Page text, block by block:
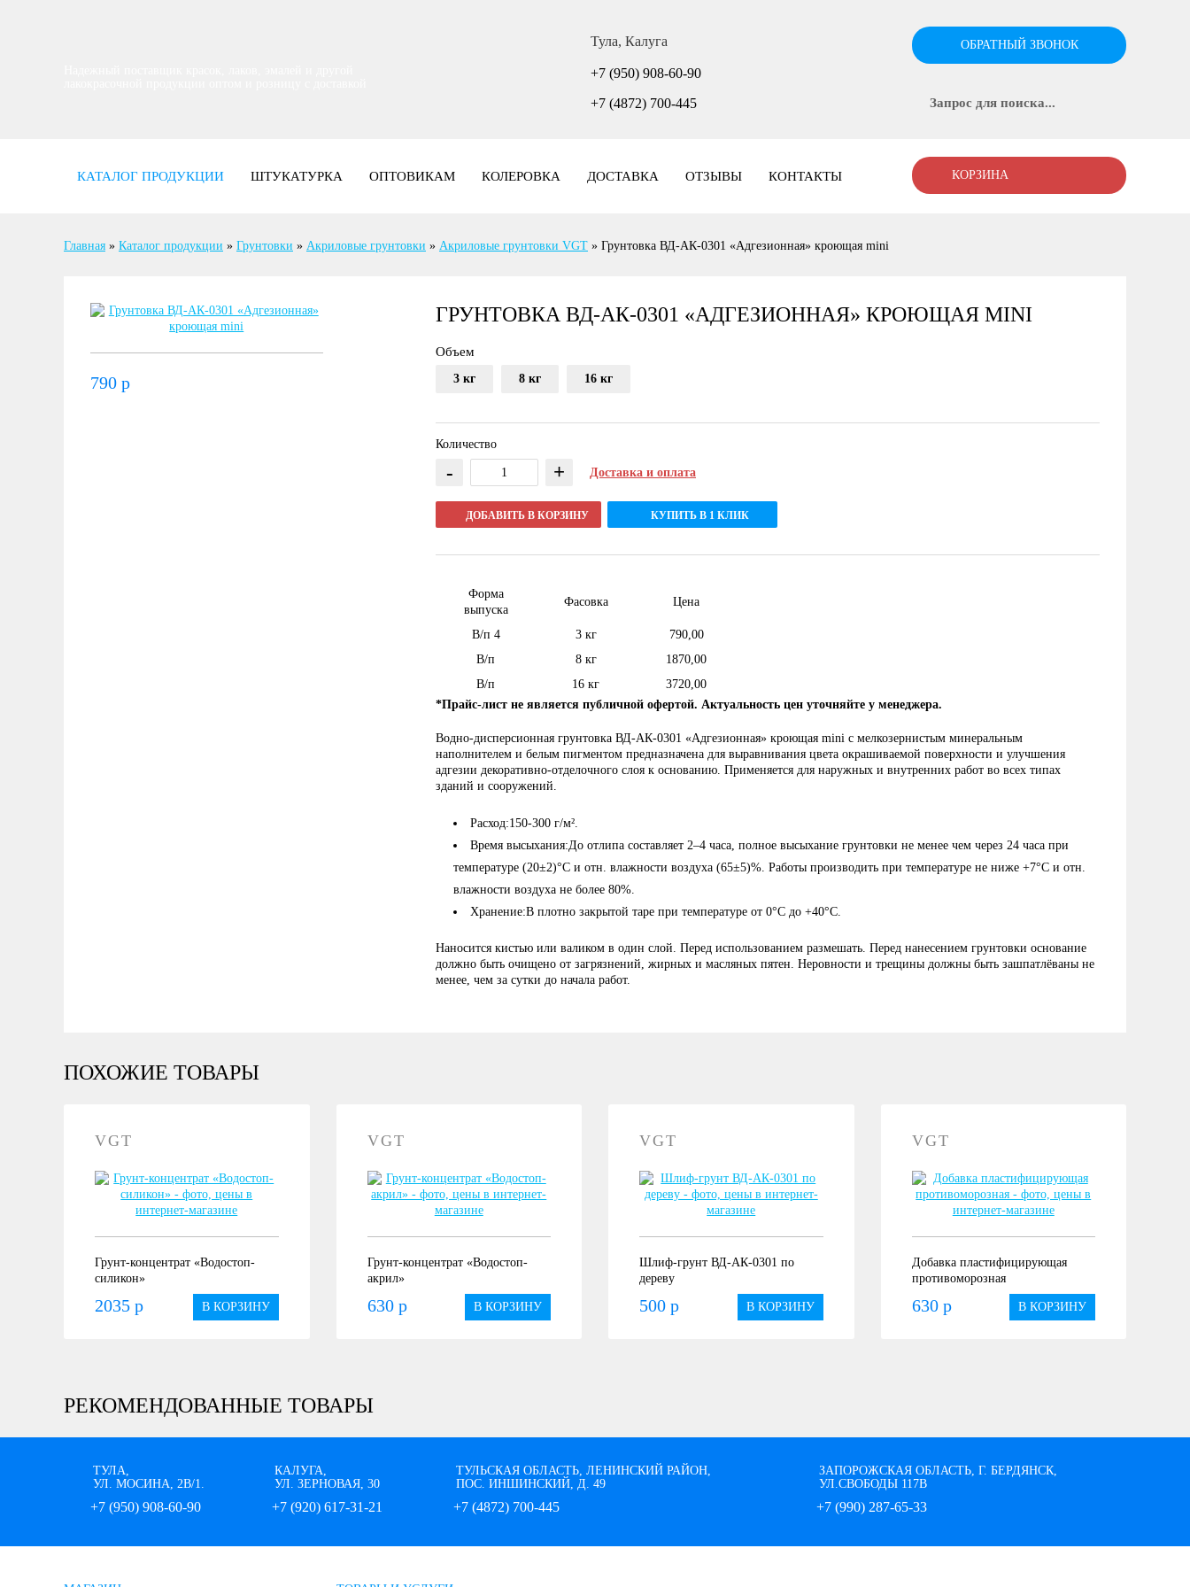
Тула, Калуга
+7 (950) 908-60-90
+7 (4872) 700-445
ОБРАТНЫЙ ЗВОНОК
КАТАЛОГ ПРОДУКЦИИ ШТУКАТУРКА ОПТОВИКАМ КОЛЕРОВКА ДОСТАВКА ОТЗЫВЫ КОНТАКТЫ КОРЗИНА
Главная » Каталог продукции » Грунтовки » Акриловые грунтовки » Акриловые грунтовки VGT » Грунтовка ВД-АК-0301 «Адгезионная» кроющая mini
790 р
ГРУНТОВКА ВД-АК-0301 «АДГЕЗИОННАЯ» КРОЮЩАЯ MINI
Объем
3 кг 8 кг 16 кг
Количество
- + Доставка и оплата
ДОБАВИТЬ В КОРЗИНУ КУПИТЬ В 1 КЛИК
Форма
выпуска
Фасовка Цена
В/п 4 3 кг
790,00
В/п
8 кг
1870,00
В/п
16 кг
3720,00
*Прайс-лист не является публичной офертой. Актуальность цен уточняйте у менеджера.
Водно-дисперсионная грунтовка ВД-АК-0301 «Адгезионная» кроющая mini с мелкозернистым минеральным
наполнителем и белым пигментом предназначена для выравнивания цвета окрашиваемой поверхности и улучшения
адгезии декоративно-отделочного слоя к основанию. Применяется для наружных и внутренних работ во всех типах
зданий и сооружений.
Расход:150-300 г/м².
Время высыхания:До отлипа составляет 2–4 часа, полное высыхание грунтовки не менее чем через 24 часа при
температуре (20±2)°С и отн. влажности воздуха (65±5)%. Работы производить при температуре не ниже +7°С и отн.
влажности воздуха не более 80%.
Хранение:В плотно закрытой таре при температуре от 0°С до +40°С.
Наносится кистью или валиком в один слой. Перед использованием размешать. Перед нанесением грунтовки основание
должно быть очищено от загрязнений, жирных и масляных пятен. Неровности и трещины должны быть зашпатлёваны не
менее, чем за сутки до начала работ.
ПОХОЖИЕ ТОВАРЫ
VGT
Грунт-концентрат «Водостоп-
силикон»
В КОРЗИНУ
2035 р
VGT
Грунт-концентрат «Водостоп-
акрил»
В КОРЗИНУ
630 р
VGT
Шлиф-грунт ВД-АК-0301 по
дереву
В КОРЗИНУ
500 р
VGT
Добавка пластифицирующая
противоморозная
В КОРЗИНУ
630 р
РЕКОМЕНДОВАННЫЕ ТОВАРЫ
ТУЛА,
УЛ. МОСИНА, 2В/1.
+7 (950) 908-60-90
КАЛУГА,
УЛ. ЗЕРНОВАЯ, 30
+7 (920) 617-31-21
ТУЛЬСКАЯ ОБЛАСТЬ, ЛЕНИНСКИЙ РАЙОН,
ПОС. ИНШИНСКИЙ, Д. 49
+7 (4872) 700-445
ЗАПОРОЖСКАЯ ОБЛАСТЬ, Г. БЕРДЯНСК,
УЛ.СВОБОДЫ 117В
+7 (990) 287-65-33